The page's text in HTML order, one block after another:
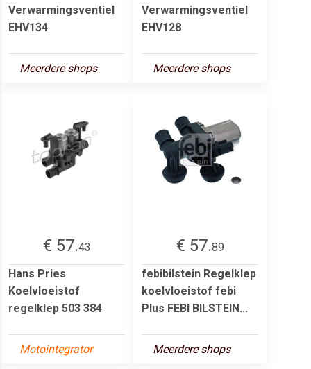
Verwarmingsventiel
EHV134
Meerdere shops
Verwarmingsventiel
EHV128
Meerdere shops
€ 57.43
Hans Pries
Koelvloeistof
regelklep 503 384
Motointegrator
€ 57.89
febibilstein Regelklep
koelvloeistof febi
Plus FEBI BILSTEIN...
Meerdere shops